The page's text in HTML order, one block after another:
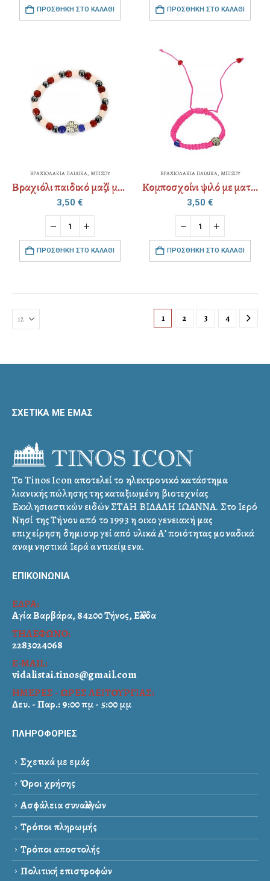
ΠΡΟΣΘΉΚΗ ΣΤΟ ΚΑΛΆΘΙ ΠΡΟΣΘΉΚΗ ΣΤΟ ΚΑΛΆΘΙ
ΒΡΑΧΙΟΛΑΚΙΑ ΠΑΙΔΙΚΑ, ΜΠΙΖΟΥ
Βραχιόλι παιδικό μαζί με χάρτινη παιδική συσκευασία
3,50 €
ΠΡΟΣΘΉΚΗ ΣΤΟ ΚΑΛΆΘΙ
ΒΡΑΧΙΟΛΑΚΙΑ ΠΑΙΔΙΚΑ, ΜΠΙΖΟΥ
Κομποσχοίνι ψιλό με ματάκι παιδικό με αυξομείωση
3,50 €
ΠΡΟΣΘΉΚΗ ΣΤΟ ΚΑΛΆΘΙ
1 2 3 4
ΣΧΕΤΙΚΑ ΜΕ ΕΜΑΣ
Το Tinos Icon αποτελεί το ηλεκτρονικό κατάστημα
λιανικής πώλησης της καταξιωμένη βιοτεχνίας
Εκκλησιαστικών ειδών ΣΤΑΗ ΒΙΔΑΛΗ ΙΩΑΝΝΑ. Στο Ιερό
Νησί της Τήνου από το 1993 η οικογενειακή μας
επιχείρηση δημιουργεί από υλικά Α’ ποιότητας μοναδικά
αναμνηστικά Ιερά αντικείμενα.
ΕΠΙΚΟΙΝΩΝΙΑ
ΕΔΡΑ:
Αγία Βαρβάρα, 84200 Τήνος, Ελλάδα
ΤΗΛΕΦΩΝΟ:
2283024068
E-MAIL:
vidalistai.tinos@gmail.com
ΗΜΕΡΕΣ - ΩΡΕΣ ΛΕΙΤΟΥΡΓΙΑΣ:
Δευ. - Παρ.: 9:00 πμ - 5:00 μμ
ΠΛΗΡΟΦΟΡΙΕΣ
Σχετικά με εμάς
Όροι χρήσης
Ασφάλεια συναλλαγών
Τρόποι πληρωμής
Τρόποι αποστολής
Πολιτική επιστροφών